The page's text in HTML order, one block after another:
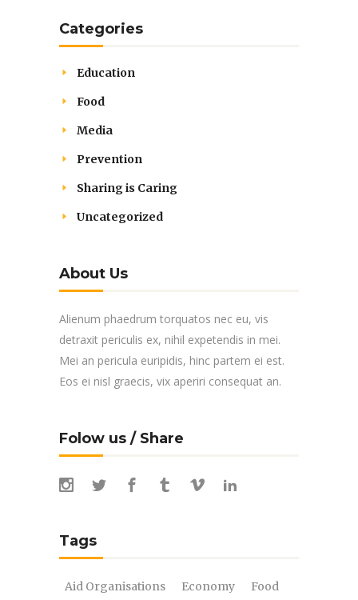
Categories
Education
Food
Media
Prevention
Sharing is Caring
Uncategorized
About Us
Alienum phaedrum torquatos nec eu, vis
detraxit periculis ex, nihil expetendis in mei.
Mei an pericula euripidis, hinc partem ei est.
Eos ei nisl graecis, vix aperiri consequat an.
Folow us / Share
Tags
Aid Organisations Economy Food